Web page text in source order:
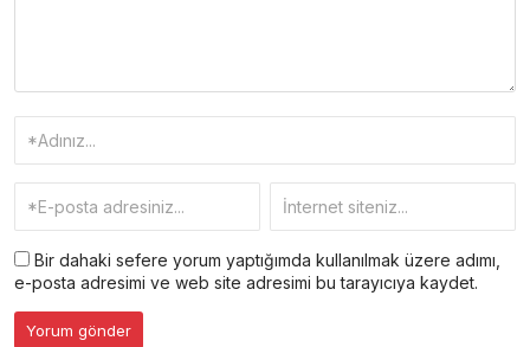
Bir dahaki sefere yorum yaptığımda kullanılmak üzere adımı,
e-posta adresimi ve web site adresimi bu tarayıcıya kaydet.